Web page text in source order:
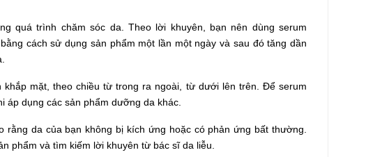
quá trình chăm sóc da. Theo lời khuyên, bạn nên dùng serum
cách sử dụng sản phẩm một lần một ngày và sau đó tăng dần
mặt, theo chiều từ trong ra ngoài, từ dưới lên trên. Để serum
dụng các sản phẩm dưỡng da khác.
rằng da của bạn không bị kích ứng hoặc có phản ứng bất thường.
phẩm và tìm kiếm lời khuyên từ bác sĩ da liễu.